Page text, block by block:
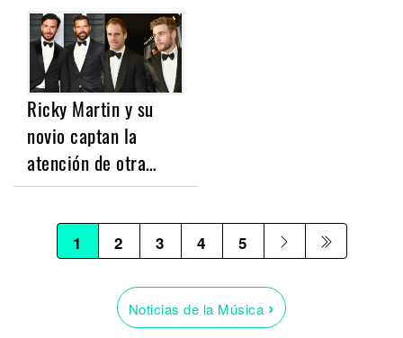
Ricky Martin y su
novio captan la
atención de otra…
1 2 3 4 5
Noticias de la Música ›